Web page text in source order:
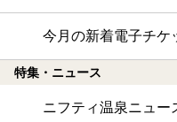
今月の新着電子チケ
特集・ニュース
ニフティ温泉ニュー